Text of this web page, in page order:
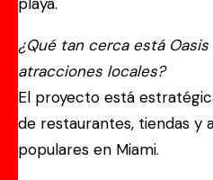
¿Qué tan cerca está
atracciones locales?
El proyecto está
de restaurantes, tiendas y
populares en Miami.